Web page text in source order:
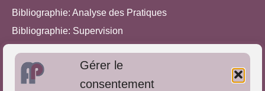
Gérer le
consentement
Bibliographie: Analyse des Pratiques
Bibliographie: Supervision
Approches de l'Analyse des pratiques